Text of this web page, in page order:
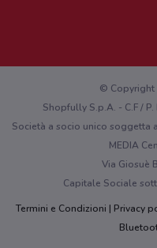
Hai un malfunzionamento sul
© Copyright
Shopfully S.p.A. - C.F /
Società a socio unico soggetta
MEDIA
Via Giosuè
Capitale Sociale
Termini e Condizioni
Privacy